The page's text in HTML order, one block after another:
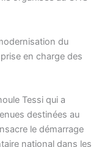
du
en charge des
Tessi qui a
destinées au
le démarrage
national dans les